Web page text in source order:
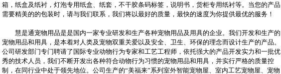
箱，纸盒及纸衬，灯泡专用纸盒、纸套，不干胶条码标签，说明书，货柜专用纸衬等。当您的产品
需要精美的的包装时，请与我们联系，我们将以最好的质量，最快的速度为你提供最优的服务！
慧是通宠物用品是是国内一家专业研发和生产各种宠物用品及用具的企业。我们开发和生产的
宠物用品和用具，是本着对人类及宠物双重关爱以及安全、卫生、环保的理念而设计生产的产品。
公司研发部门专门聘请了国际专业动物行为专家和工艺工程师，依托强大的产品开发实力和一批优
秀的技术人员，我们不断开发出各种符合动物行为习惯的宠物用品和用具，并实行严格的质量控
制，在同行业中处于领先地位。公司生产的“美福来”系列室外智能宠物屋、室内工艺宠物屋、宠物